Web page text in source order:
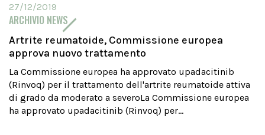
27/12/2019
ARCHIVIO NEWS
Artrite reumatoide, Commissione europea
approva nuovo trattamento
La Commissione europea ha approvato upadacitinib
(Rinvoq) per il trattamento dell'artrite reumatoide attiva
di grado da moderato a severoLa Commissione europea
ha approvato upadacitinib (Rinvoq) per...